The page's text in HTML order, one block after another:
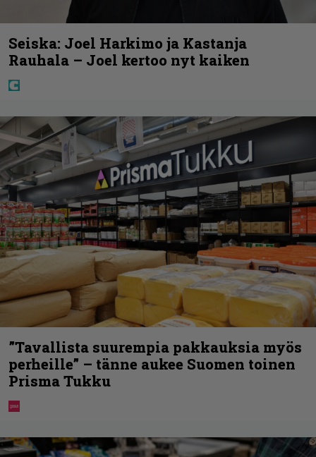
Seiska: Joel Harkimo ja Kastanja
Rauhala – Joel kertoo nyt kaiken
”Tavallista suurempia pakkauksia myös
perheille” – tänne aukee Suomen toinen
Prisma Tukku